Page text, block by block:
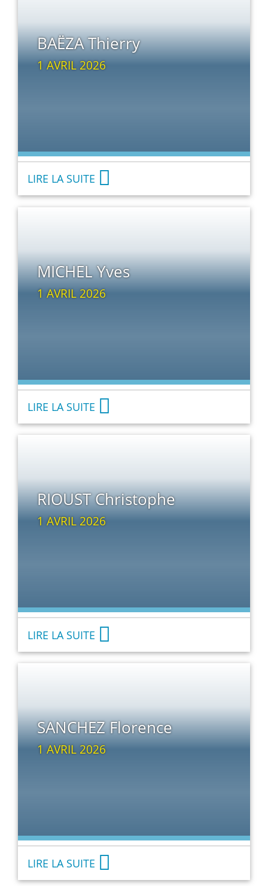
BAËZA Thierry
1 AVRIL 2026
LIRE LA SUITE
MICHEL Yves
1 AVRIL 2026
LIRE LA SUITE
RIOUST Christophe
1 AVRIL 2026
LIRE LA SUITE
SANCHEZ Florence
1 AVRIL 2026
LIRE LA SUITE